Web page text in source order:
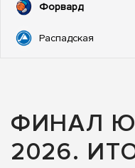
Форвард
Распадская
ФИНАЛ
2026.